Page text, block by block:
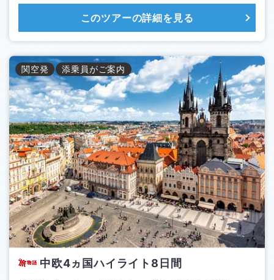
このツアーの詳細を見る
中欧4ヵ国ハイライト8日間
関空発 添乗員がご案内